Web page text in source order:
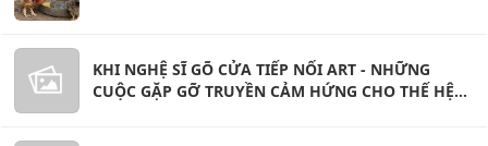
KHI NGHỆ SĨ GÕ CỬA TIẾP NỐI ART - NHỮNG
CUỘC GẶP GỠ TRUYỀN CẢM HỨNG CHO THẾ HỆ